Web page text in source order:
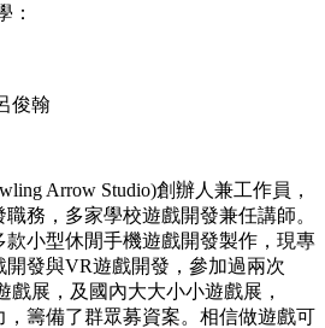
：
俊翰
Arrow Studio)創辦人兼工作員，
務，多家學校遊戲開發兼任講師。
小型休閒手機遊戲開發製作，現專
發與VR遊戲開發，參加過兩次
戲展，及國內大大小小遊戲展，
，籌備了群眾募資案。相信做遊戲可